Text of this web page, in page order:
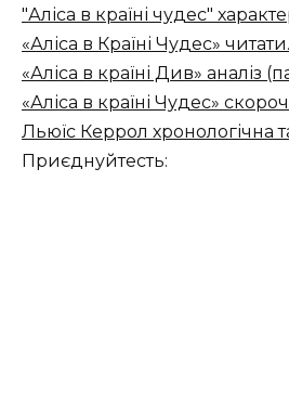
"Аліса в країні чудес"
«Аліса в Країні Чудес»
«Аліса в країні Див» аналіз
«Аліса в країні Чудес»
Льюїс Керрол хронологічна
Приєднуйтесть: